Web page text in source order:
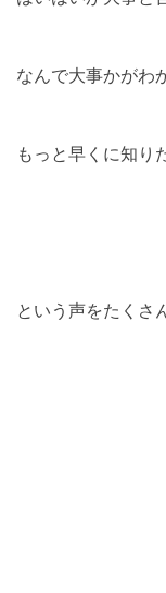
なんで大事かがわ
もっと早くに知り
という声をたくさ